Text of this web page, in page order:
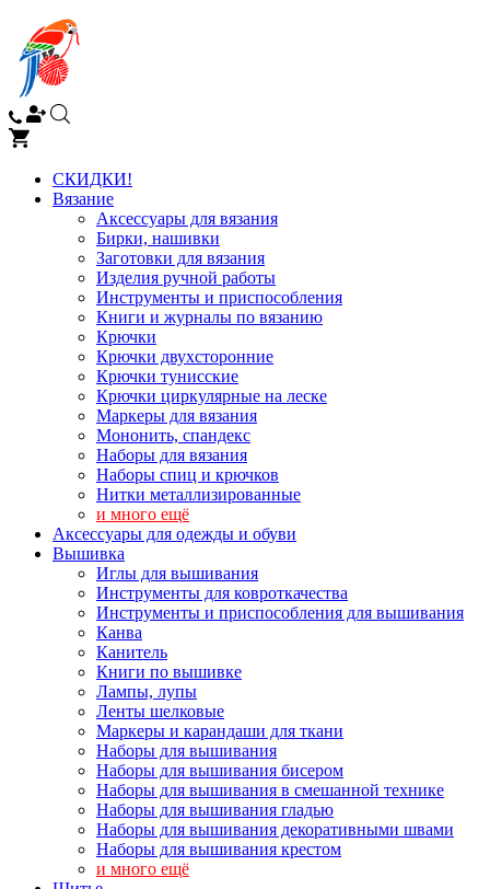
СКИДКИ!
Вязание
Аксессуары для вязания
Бирки, нашивки
Заготовки для вязания
Изделия ручной работы
Инструменты и приспособления
Книги и журналы по вязанию
Крючки
Крючки двухсторонние
Крючки тунисские
Крючки циркулярные на леске
Маркеры для вязания
Мононить, спандекс
Наборы для вязания
Наборы спиц и крючков
Нитки металлизированные
и много ещё
Аксессуары для одежды и обуви
Вышивка
Иглы для вышивания
Инструменты для ковроткачества
Инструменты и приспособления для вышивания
Канва
Канитель
Книги по вышивке
Лампы, лупы
Ленты шелковые
Маркеры и карандаши для ткани
Наборы для вышивания
Наборы для вышивания бисером
Наборы для вышивания в смешанной технике
Наборы для вышивания гладью
Наборы для вышивания декоративными швами
Наборы для вышивания крестом
и много ещё